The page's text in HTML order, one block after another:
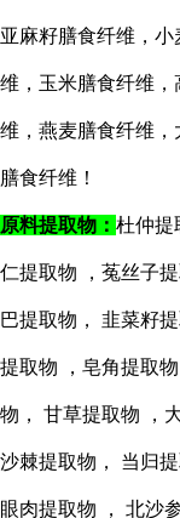
亚麻籽膳食纤维，
维，玉米膳食纤维
维，燕麦膳食纤维
膳食纤维！
原料提取物： 杜仲提
仁提取物 ，菟丝子
巴提取物， 韭菜籽提
提取物 ， 皂角提取物
物， 甘草提取物 ，
沙棘提取物， 当归
眼肉提取物 ， 北沙